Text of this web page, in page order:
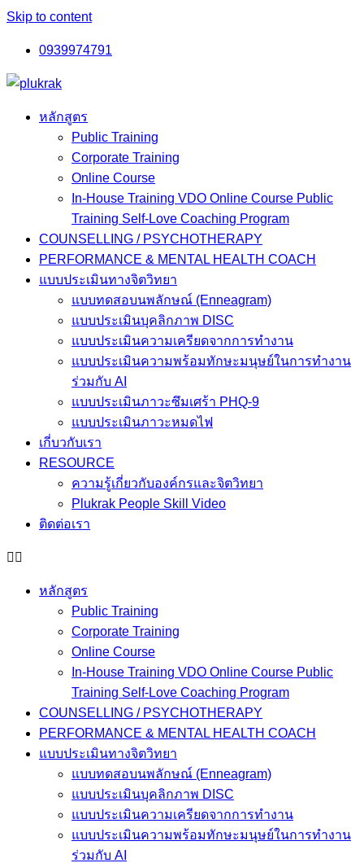
Skip to content
0939974791
หลักสูตร
Public Training
Corporate Training
Online Course
In-House Training VDO Online Course Public
Training Self-Love Coaching Program
COUNSELLING / PSYCHOTHERAPY
PERFORMANCE & MENTAL HEALTH COACH
แบบประเมินทางจิตวิทยา
แบบทดสอบนพลักษณ์ (Enneagram)
แบบประเมินบุคลิกภาพ DISC
แบบประเมินความเครียดจากการทำงาน
แบบประเมินความพร้อมทักษะมนุษย์ในการทำงาน
ร่วมกับ AI
แบบประเมินภาวะซึมเศร้า PHQ-9
แบบประเมินภาวะหมดไฟ
เกี่บวกับเรา
RESOURCE
ความรู้เกี่ยวกับองค์กรและจิตวิทยา
Plukrak People Skill Video
ติดต่อเรา
หลักสูตร
Public Training
Corporate Training
Online Course
In-House Training VDO Online Course Public
Training Self-Love Coaching Program
COUNSELLING / PSYCHOTHERAPY
PERFORMANCE & MENTAL HEALTH COACH
แบบประเมินทางจิตวิทยา
แบบทดสอบนพลักษณ์ (Enneagram)
แบบประเมินบุคลิกภาพ DISC
แบบประเมินความเครียดจากการทำงาน
แบบประเมินความพร้อมทักษะมนุษย์ในการทำงาน
ร่วมกับ AI